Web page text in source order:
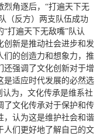
烈角逐后，“打遍天下无
（反方）两支队伍成功
打遍天下无敌嘴”队认
创新是推动社会进步和发
们的创造力和想象力，推
还强调了文化创新对于增
是适应时代发展的必然选
认为，文化传承是维系社
了文化传承对于保护和传
，认为这是维护社会和谐
人们更好地了解自己的文